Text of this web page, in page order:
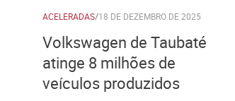
ACELERADAS/18 DE DEZEMBRO DE 2025
Volkswagen de Taubaté
atinge 8 milhões de
veículos produzidos